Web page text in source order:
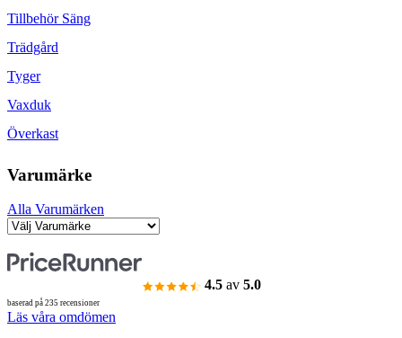
Tillbehör Säng
Trädgård
Tyger
Vaxduk
Överkast
Varumärke
Alla Varumärken
4.5 av 5.0
baserad på 235 recensioner
Läs våra omdömen